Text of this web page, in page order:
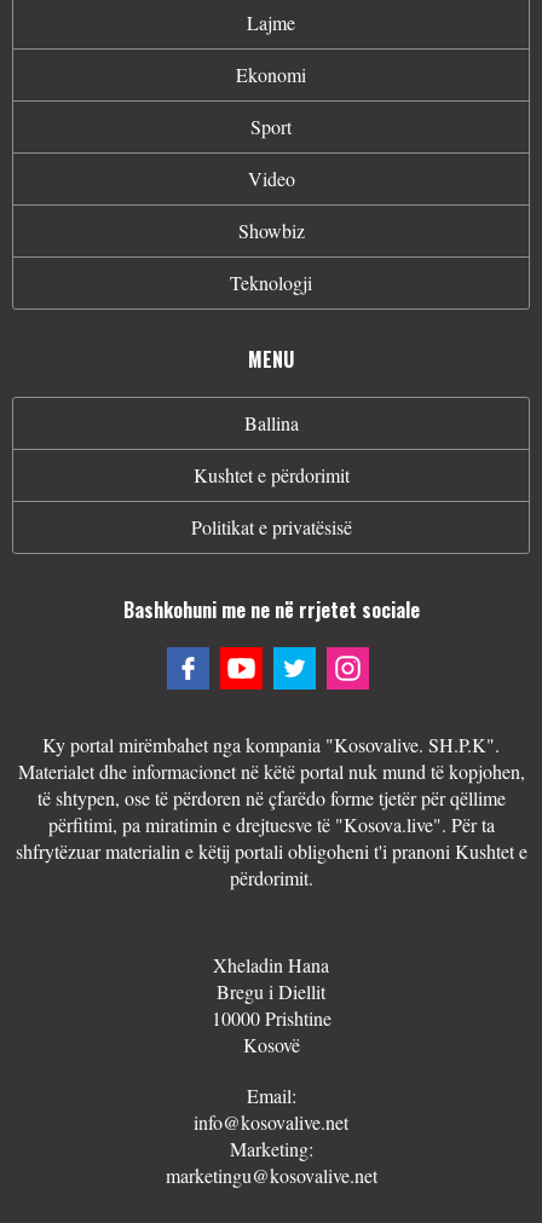
Lajme
Ekonomi
Sport
Video
Showbiz
Teknologji
MENU
Ballina
Kushtet e përdorimit
Politikat e privatësisë
Bashkohuni me ne në rrjetet sociale
Ky portal mirëmbahet nga kompania "Kosovalive. SH.P.K".
Materialet dhe informacionet në këtë portal nuk mund të kopjohen,
të shtypen, ose të përdoren në çfarëdo forme tjetër për qëllime
përfitimi, pa miratimin e drejtuesve të "Kosova.live". Për ta
shfrytëzuar materialin e këtij portali obligoheni t'i pranoni Kushtet e
përdorimit.
Xheladin Hana
Bregu i Diellit
10000 Prishtine
Kosovë
Email:
info@kosovalive.net
Marketing:
marketingu@kosovalive.net